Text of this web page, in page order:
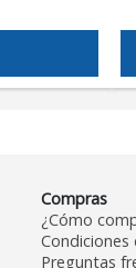
Compras
¿Cómo
Condiciones
Preguntas